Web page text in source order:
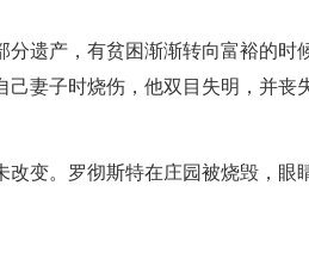
分遗产，有贫困渐渐转向富裕的时
己妻子时烧伤，他双目失明，并丧
改变。罗彻斯特在庄园被烧毁，眼